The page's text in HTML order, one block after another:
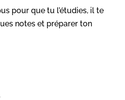
pour que tu l’étudies, il te
notes et préparer ton